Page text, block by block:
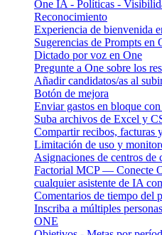
One IA - Políticas -
Reconocimiento
Experiencia de bienvenida
Sugerencias de Prompts en
Dictado por voz en One
Pregunte a One sobre los
Añadir candidatos/as al
Botón de mejora
Enviar gastos en bloque
Suba archivos de Excel y
Compartir recibos, facturas
Limitación de uso y
Asignaciones de centros de
Factorial MCP — Conecte
cualquier asistente de IA
Comentarios de tiempo del
Inscriba a múltiples
ONE